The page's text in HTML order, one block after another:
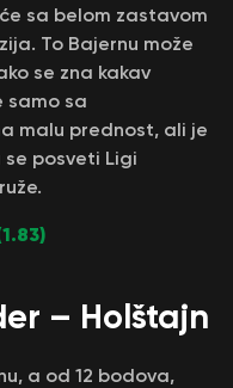
sa belom zastavom
To Bajernu može
se zna kakav
samo sa
malu prednost, ali je
posveti Ligi
– Holštajn
a od 12 bodova,